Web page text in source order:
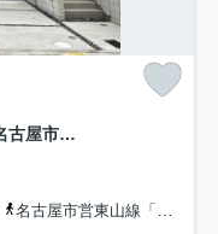
MIRASUMO名東区猪子石12104②｜名古屋市の戸建ならホームアップ
名古屋市営東山線「本郷」駅 バス7分 名古屋市営「名東図書館」 停歩6分